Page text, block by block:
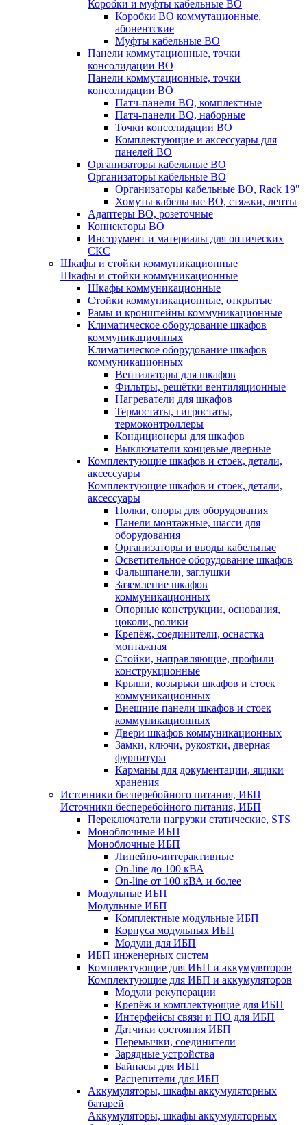
Коробки и муфты кабельные ВО
Коробки ВО коммутационные,
абонентские
Муфты кабельные ВО
Панели коммутационные, точки
консолидации ВО
Панели коммутационные, точки
консолидации ВО
Патч-панели ВО, комплектные
Патч-панели ВО, наборные
Точки консолидации ВО
Комплектующие и аксессуары для
панелей ВО
Организаторы кабельные ВО
Организаторы кабельные ВО
Организаторы кабельные ВО, Rack 19"
Хомуты кабельные ВО, стяжки, ленты
Адаптеры ВО, розеточные
Коннекторы ВО
Инструмент и материалы для оптических
СКС
Шкафы и стойки коммуникационные
Шкафы и стойки коммуникационные
Шкафы коммуникационные
Стойки коммуникационные, открытые
Рамы и кронштейны коммуникационные
Климатическое оборудование шкафов
коммуникационных
Климатическое оборудование шкафов
коммуникационных
Вентиляторы для шкафов
Фильтры, решётки вентиляционные
Нагреватели для шкафов
Термостаты, гигростаты,
термоконтроллеры
Кондиционеры для шкафов
Выключатели концевые дверные
Комплектующие шкафов и стоек, детали,
аксессуары
Комплектующие шкафов и стоек, детали,
аксессуары
Полки, опоры для оборудования
Панели монтажные, шасси для
оборудования
Организаторы и вводы кабельные
Осветительное оборудование шкафов
Фальшпанели, заглушки
Заземление шкафов
коммуникационных
Опорные конструкции, основания,
цоколи, ролики
Крепёж, соединители, оснастка
монтажная
Стойки, направляющие, профили
конструкционные
Крыши, козырьки шкафов и стоек
коммуникационных
Внешние панели шкафов и стоек
коммуникационных
Двери шкафов коммуникационных
Замки, ключи, рукоятки, дверная
фурнитура
Карманы для документации, ящики
хранения
Источники бесперебойного питания, ИБП
Источники бесперебойного питания, ИБП
Переключатели нагрузки статические, STS
Моноблочные ИБП
Моноблочные ИБП
Линейно-интерактивные
On-line до 100 кВА
On-line от 100 кВА и более
Модульные ИБП
Модульные ИБП
Комплектные модульные ИБП
Корпуса модульных ИБП
Модули для ИБП
ИБП инженерных систем
Комплектующие для ИБП и аккумуляторов
Комплектующие для ИБП и аккумуляторов
Модули рекуперации
Крепёж и комплектующие для ИБП
Интерфейсы связи и ПО для ИБП
Датчики состояния ИБП
Перемычки, соединители
Зарядные устройства
Байпасы для ИБП
Расцепители для ИБП
Аккумуляторы, шкафы аккумуляторных
батарей
Аккумуляторы, шкафы аккумуляторных